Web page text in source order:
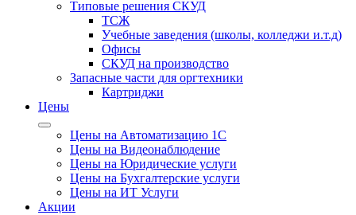
Типовые решения СКУД
ТСЖ
Учебные заведения (школы, колледжи и.т.д)
Офисы
СКУД на производство
Запасные части для оргтехники
Картриджи
Цены
Цены на Автоматизацию 1С
Цены на Видеонаблюдение
Цены на Юридические услуги
Цены на Бухгалтерские услуги
Цены на ИТ Услуги
Акции